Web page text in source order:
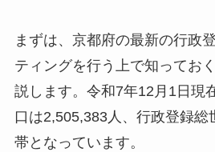
まずは、京都府の最新の行政
ティングを行う上で知ってお
説します。令和7年12月1日現
口は2,505,383人、行政登録総
帯となっています。